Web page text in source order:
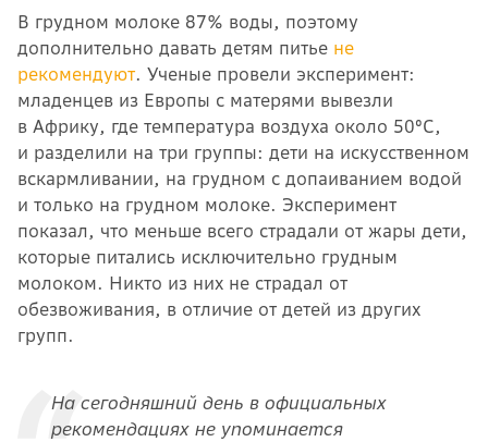
В грудном молоке 87% воды, поэтому
дополнительно давать детям питье не
рекомендуют. Ученые провели эксперимент:
младенцев из Европы с матерями вывезли
в Африку, где температура воздуха около 50°С,
и разделили на три группы: дети на искусственном
вскармливании, на грудном с допаиванием водой
и только на грудном молоке. Эксперимент
показал, что меньше всего страдали от жары дети,
которые питались исключительно грудным
молоком. Никто из них не страдал от
обезвоживания, в отличие от детей из других
групп.
На сегодняшний день в официальных
рекомендациях не упоминается